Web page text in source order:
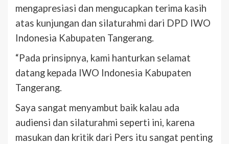
mengapresiasi dan mengucapkan terima kasih
atas kunjungan dan silaturahmi dari DPD IWO
Indonesia Kabupaten Tangerang.
“Pada prinsipnya, kami hanturkan selamat
datang kepada IWO Indonesia Kabupaten
Tangerang.
Saya sangat menyambut baik kalau ada
audiensi dan silaturahmi seperti ini, karena
masukan dan kritik dari Pers itu sangat penting